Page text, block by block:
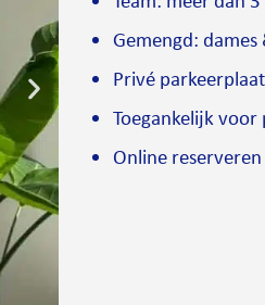
Gemengd: dames
Privé
Toegankelijk
Online